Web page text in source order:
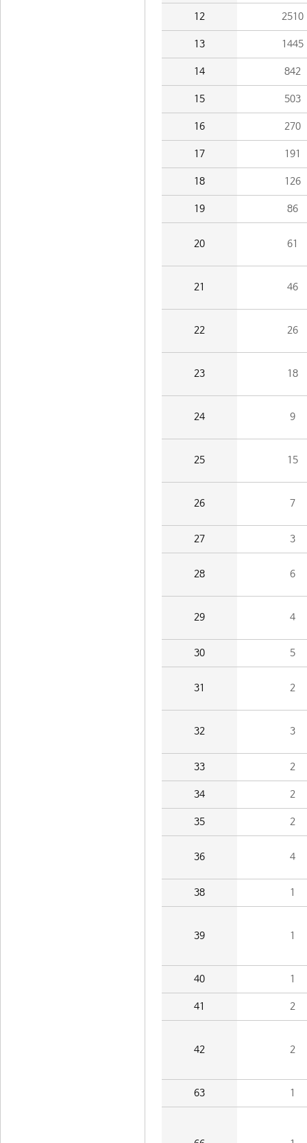
12 2510
13 1445
14 842
15 503
16 270
17 191
18 126
19 86
20 61
21 46
22 26
23 18
24 9
25 15
26 7
27 3
28 6
29 4
30 5
31 2
32 3
33 2
34 2
35 2
36 4
38 1
39 1
40 1
41 2
42 2
63 1